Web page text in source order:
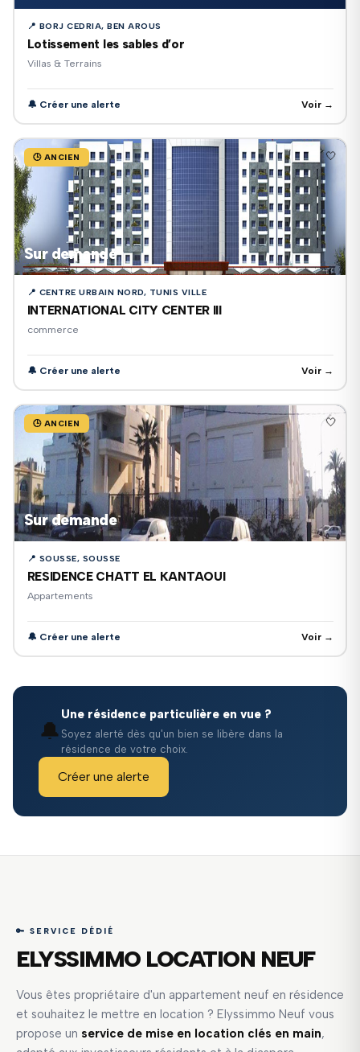
📍 BORJ CEDRIA, BEN AROUS
Lotissement les sables d’or
Villas & Terrains
🔔 Créer une alerte Voir →
🕒 ANCIEN 🤍
Sur demande
📍 CENTRE URBAIN NORD, TUNIS VILLE
INTERNATIONAL CITY CENTER III
commerce
🔔 Créer une alerte Voir →
🕒 ANCIEN 🤍
Sur demande
📍 SOUSSE, SOUSSE
RESIDENCE CHATT EL KANTAOUI
Appartements
🔔 Créer une alerte Voir →
🔔
Une résidence particulière en vue ?
Soyez alerté dès qu'un bien se libère dans la
résidence de votre choix.
Créer une alerte
🔑 SERVICE DÉDIÉ
ELYSSIMMO LOCATION NEUF
Vous êtes propriétaire d'un appartement neuf en résidence
et souhaitez le mettre en location ? Elyssimmo Neuf vous
propose un service de mise en location clés en main,